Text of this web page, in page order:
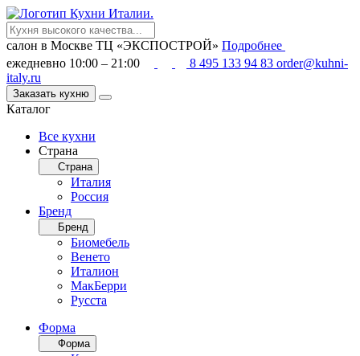
салон в Москве ТЦ «ЭКСПОСТРОЙ» Подробнее
ежедневно 10:00 – 21:00
8 495 133 94 83 order@kuhni-
italy.ru
Заказать кухню
Каталог
Все кухни
Страна
Страна
Италия
Россия
Бренд
Бренд
Биомебель
Венето
Италион
МакБерри
Русста
Форма
Форма